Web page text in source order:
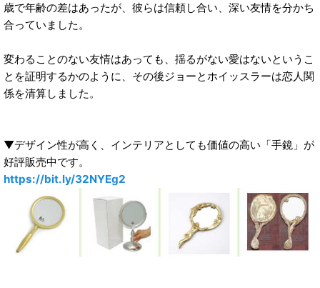
歳で年齢の差はあったが、彼らは信頼し合い、深い友情を分かち
合っていました。
変わることのない友情はあっても、揺るがない愛はないというこ
とを証明するかのように、その後ジョーとホイッスラーは恋人関
係を清算しました。
▼デザイン性が高く、インテリアとしても価値の高い「手鏡」が
好評販売中です。
https://bit.ly/32NYEg2